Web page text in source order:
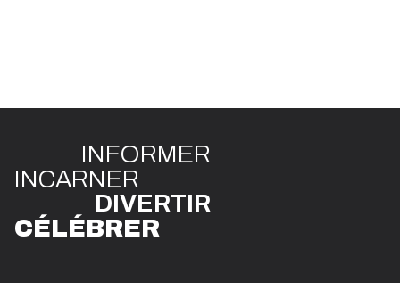
INFORMER
INCARNER
DIVERTIR
CÉLÉBRER